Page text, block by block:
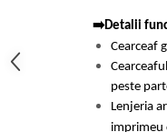
Lenjerii Matase
Lenjerii Creponate
Lenjerii pentru PASTE
Set Lenjerie + Draperii
➡️Detalii
Cearceaf
peste
Lenjeria
imprimeu